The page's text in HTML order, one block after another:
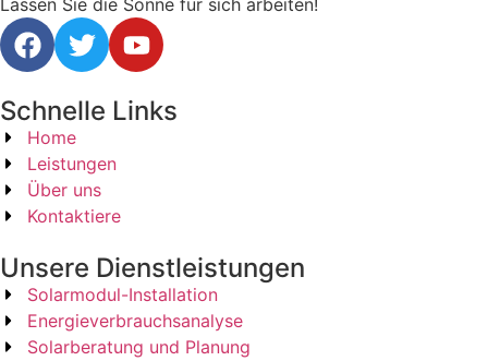
Lassen Sie die Sonne für sich arbeiten!
Schnelle Links
Home
Leistungen
Über uns
Kontaktiere
Unsere Dienstleistungen
Solarmodul-Installation
Energieverbrauchsanalyse
Solarberatung und Planung